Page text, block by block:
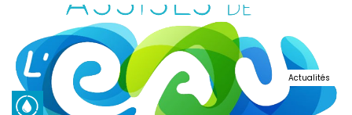
Actualités